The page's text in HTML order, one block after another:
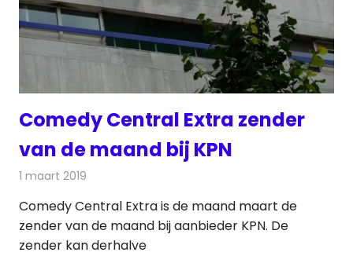
Comedy Central Extra zender
van de maand bij KPN
1 maart 2019
Comedy Central Extra is de maand maart de
zender van de maand bij aanbieder KPN. De
zender kan derhalve